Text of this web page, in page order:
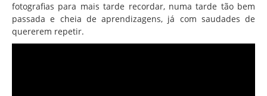
SPO
Contactos
fotografias para mais tarde recordar, numa tarde tão bem
passada e cheia de aprendizagens, já com saudades de
quererem repetir.